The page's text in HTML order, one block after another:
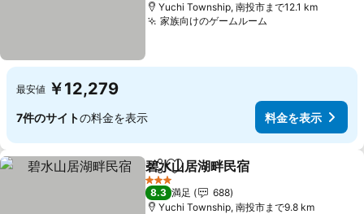
Yuchi Township, 南投市まで12.1 km
家族向けのゲームルーム
最安値 ￥12,279
7件のサイトの料金を表示 料金を表示
シェアお気に入りに追加
碧水山居湖畔民宿
3 ホテルのランク
8.3 満足
688
Yuchi Township, 南投市まで9.8 km